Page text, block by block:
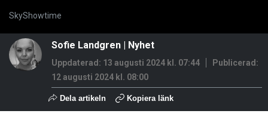
SkyShowtime
Sofie Landgren | Nyhet
Uppdaterad: 13 augusti 2024 kl. 07:44
Publicerad:
12 augusti 2024 kl. 08:00
Dela artikeln Kopiera länk